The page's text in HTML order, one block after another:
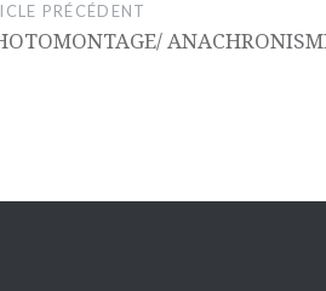
PRÉCÉDENT